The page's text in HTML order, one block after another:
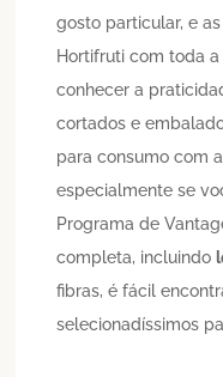
gosto particular, e
Hortifruti com toda
conhecer a
cortados e
para consumo com
especialmente se
Programa de
completa, incluindo
fibras, é fácil
selecionadíssimos